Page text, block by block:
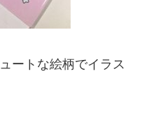
ートな絵柄でイラス